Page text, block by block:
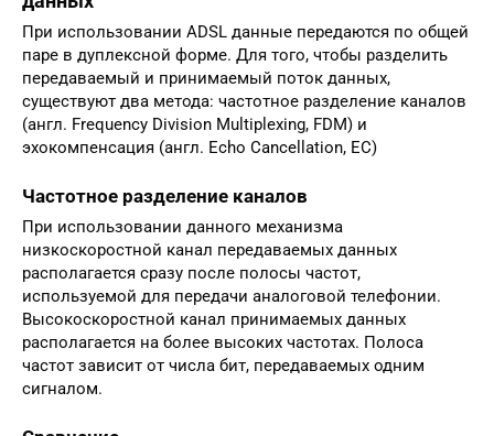
При использовании ADSL данные передаются по общей
паре в дуплексной форме. Для того, чтобы разделить
передаваемый и принимаемый поток данных,
существуют два метода: частотное разделение каналов
(англ. Frequency Division Multiplexing, FDM) и
эхокомпенсация (англ. Echo Cancellation, EC)
Частотное разделение каналов
При использовании данного механизма
низкоскоростной канал передаваемых данных
располагается сразу после полосы частот,
используемой для передачи аналоговой телефонии.
Высокоскоростной канал принимаемых данных
располагается на более высоких частотах. Полоса
частот зависит от числа бит, передаваемых одним
сигналом.